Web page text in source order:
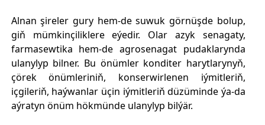
Alnan şireler gury hem-de suwuk görnüşde bolup,
giň mümkinçiliklere eýedir. Olar azyk senagaty,
farmasewtika hem-de agrosenagat pudaklarynda
ulanylyp bilner. Bu önümler konditer harytlarynyň,
çörek önümleriniň, konserwirlenen iýmitleriň,
içgileriň, haýwanlar üçin iýmitleriň düzüminde ýa-da
aýratyn önüm hökmünde ulanylyp bilýär.